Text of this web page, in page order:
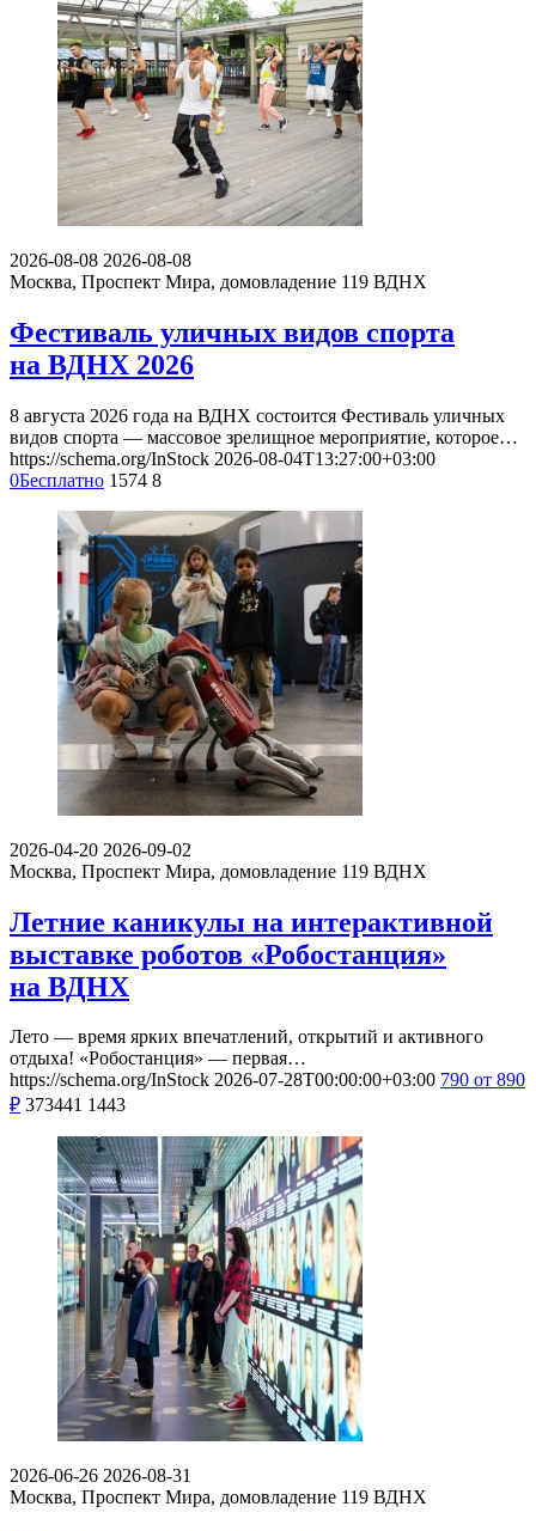
2026-08-08 2026-08-08
Москва, Проспект Мира, домовладение 119 ВДНХ
Фестиваль уличных видов спорта
на ВДНХ 2026
8 августа 2026 года на ВДНХ состоится Фестиваль уличных
видов спорта — массовое зрелищное мероприятие, которое…
https://schema.org/InStock 2026-08-04T13:27:00+03:00
0Бесплатно 1574 8
2026-04-20 2026-09-02
Москва, Проспект Мира, домовладение 119 ВДНХ
Летние каникулы на интерактивной
выставке роботов «Робостанция»
на ВДНХ
Лето — время ярких впечатлений, открытий и активного
отдыха! «Робостанция» — первая…
https://schema.org/InStock 2026-07-28T00:00:00+03:00 790 от 890
₽ 373441 1443
2026-06-26 2026-08-31
Москва, Проспект Мира, домовладение 119 ВДНХ